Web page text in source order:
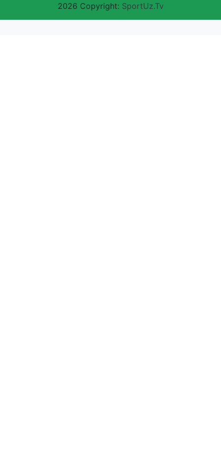
2026 Copyright: SportUz.Tv